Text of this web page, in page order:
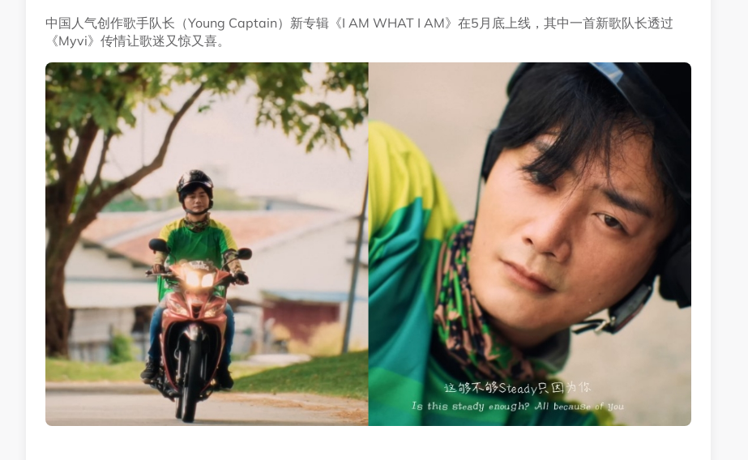
中国人气创作歌手队长（Young Captain）新专辑《I AM WHAT I AM》在5月底上线，其中一首新歌队长透过
《Myvi》传情让歌迷又惊又喜。